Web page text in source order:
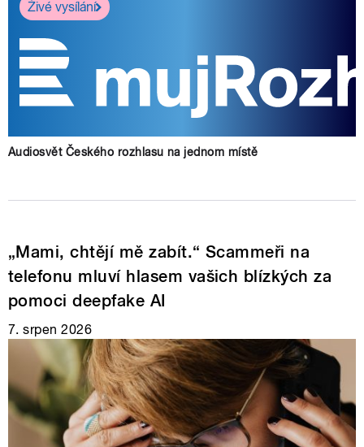
Živé vysílání
Audiosvět Českého rozhlasu na jednom místě
„Mami, chtějí mě zabít.“ Scammeři na
telefonu mluví hlasem vašich blízkých za
pomoci deepfake AI
7. srpen 2026